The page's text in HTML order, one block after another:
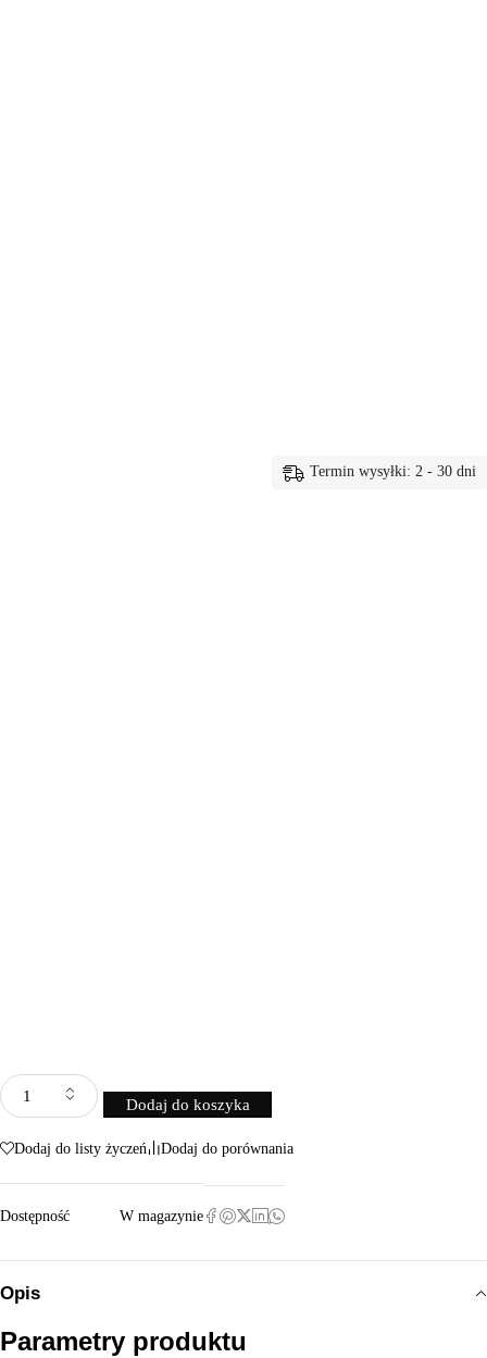
Dodaj do koszyka
Termin wysyłki: 2 - 30 dni
Dodaj do listy życzeń Dodaj do porównania
Dostępność W magazynie
Opis
Parametry produktu